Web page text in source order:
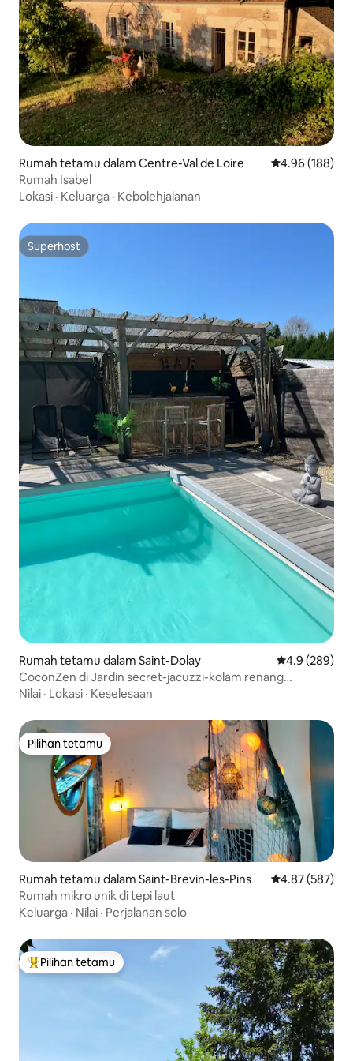
Rumah tetamu dalam Centre-Val de Loire Penarafan
4.96 (188)
Rumah Isabel
Lokasi · Keluarga · Kebolehjalanan
Superhost
Superhost
Rumah tetamu dalam Saint-Dolay Penarafan
4.9 (289)
CoconZen di Jardin secret-jacuzzi-kolam renang
persendirian
Nilai · Lokasi · Keselesaan
Pilihan tetamu
Pilihan tetamu
Rumah tetamu dalam Saint-Brevin-les-Pins Penarafan
4.87 (587)
Rumah mikro unik di tepi laut
Keluarga · Nilai · Perjalanan solo
Pilihan utama tetamu
Pilihan tetamu